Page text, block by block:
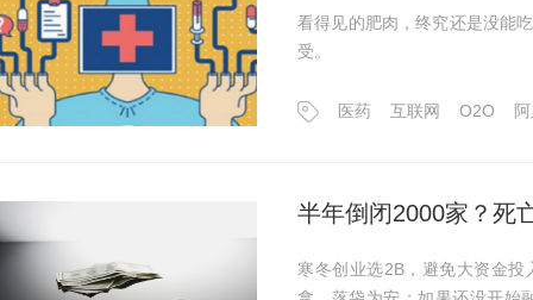
看得见的肥肉，终究还是没能
受。
医药 互联网 O2O
半年倒闭2000家？死
寒冬创业选2B，避免大资金